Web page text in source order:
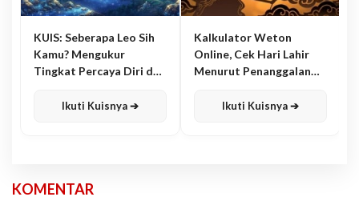
KUIS: Seberapa Leo Sih
Kamu? Mengukur
Tingkat Percaya Diri dan
Ikuti Kuisnya ➔
Kalkulator Weton
Online, Cek Hari Lahir
Menurut Penanggalan
Ikuti Kuisnya ➔
KOMENTAR